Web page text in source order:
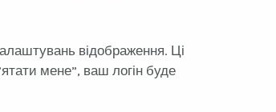
відображення. Ці
мене”, ваш логін буде